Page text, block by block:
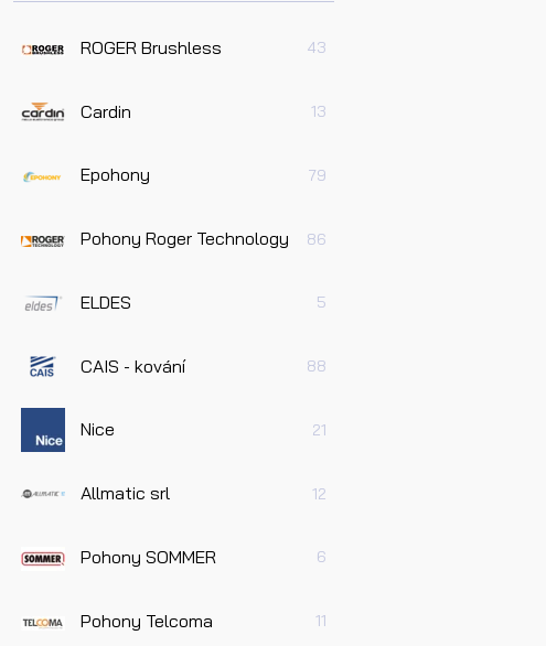
ROGER Brushless 43
Cardin 13
Epohony 79
Pohony Roger Technology 86
ELDES 5
CAIS - kování 88
Nice 21
Allmatic srl 12
Pohony SOMMER 6
Pohony Telcoma 11